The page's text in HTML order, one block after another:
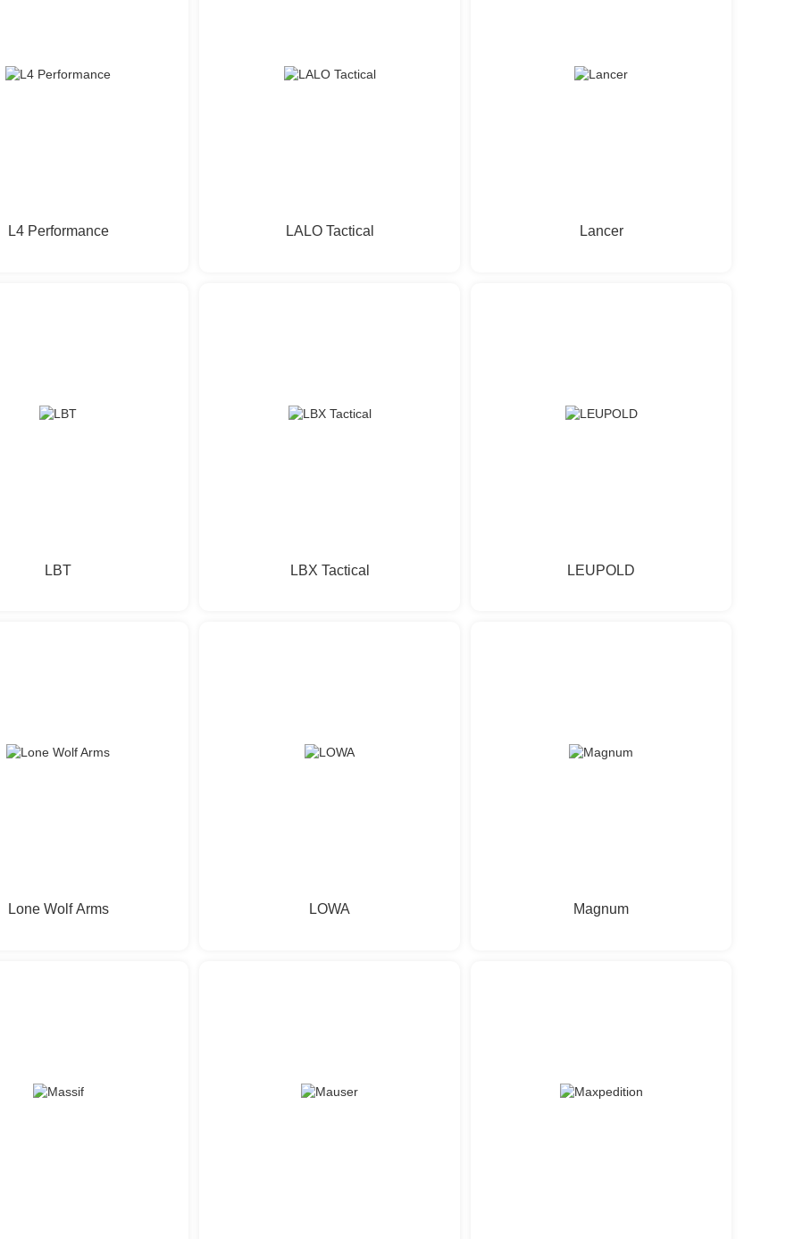
L4 Performance LALO Tactical Lancer
LBT LBX Tactical LEUPOLD
Lone Wolf Arms LOWA Magnum